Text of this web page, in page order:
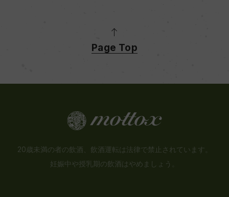
Page Top
20歳未満の者の飲酒、飲酒運転は法律で禁止されています。
妊娠中や授乳期の飲酒はやめましょう。